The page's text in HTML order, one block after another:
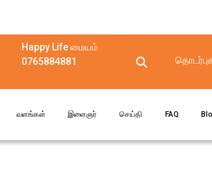
Happy Life மையம்
0765884881
வளங்கள் இளைஞர் செய்தி FAQ